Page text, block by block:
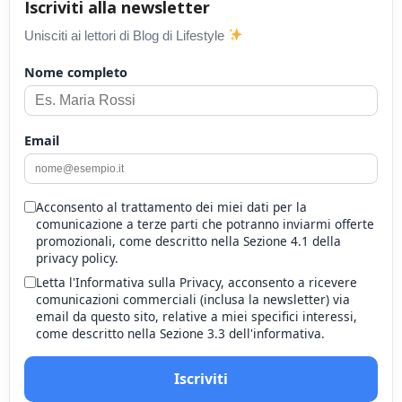
Iscriviti alla newsletter
Unisciti ai lettori di Blog di Lifestyle
Nome completo
Email
Acconsento al trattamento dei miei dati per la
comunicazione a terze parti che potranno inviarmi offerte
promozionali, come descritto nella Sezione 4.1 della
privacy policy.
Letta l'Informativa sulla Privacy, acconsento a ricevere
comunicazioni commerciali (inclusa la newsletter) via
email da questo sito, relative a miei specifici interessi,
come descritto nella Sezione 3.3 dell'informativa.
Iscriviti